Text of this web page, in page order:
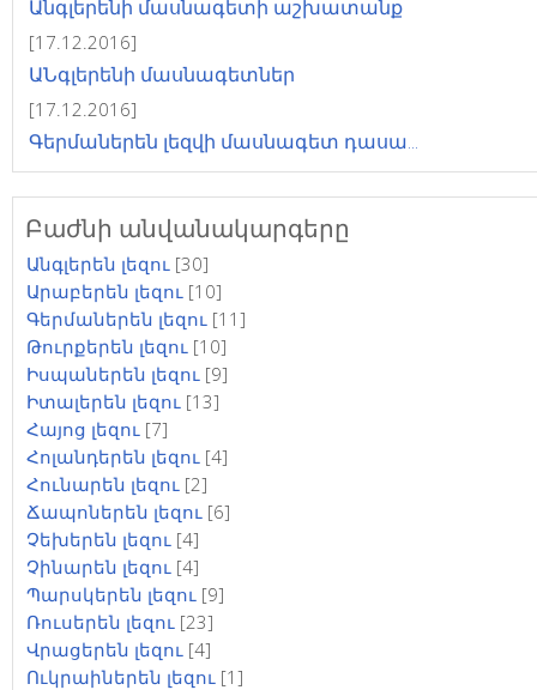
Անգլերենի մասնագետի աշխատանք
[17.12.2016]
ԱՆգլերենի մասնագետներ
[17.12.2016]
Գերմաներեն լեզվի մասնագետ դասա...
Բաժնի անվանակարգերը
Անգլերեն լեզու [30]
Արաբերեն լեզու [10]
Գերմաներեն լեզու [11]
Թուրքերեն լեզու [10]
Իսպաներեն լեզու [9]
Իտալերեն լեզու [13]
Հայոց լեզու [7]
Հոլանդերեն լեզու [4]
Հունարեն լեզու [2]
Ճապոներեն լեզու [6]
Չեխերեն լեզու [4]
Չինարեն լեզու [4]
Պարսկերեն լեզու [9]
Ռուսերեն լեզու [23]
Վրացերեն լեզու [4]
Ուկրաիներեն լեզու [1]